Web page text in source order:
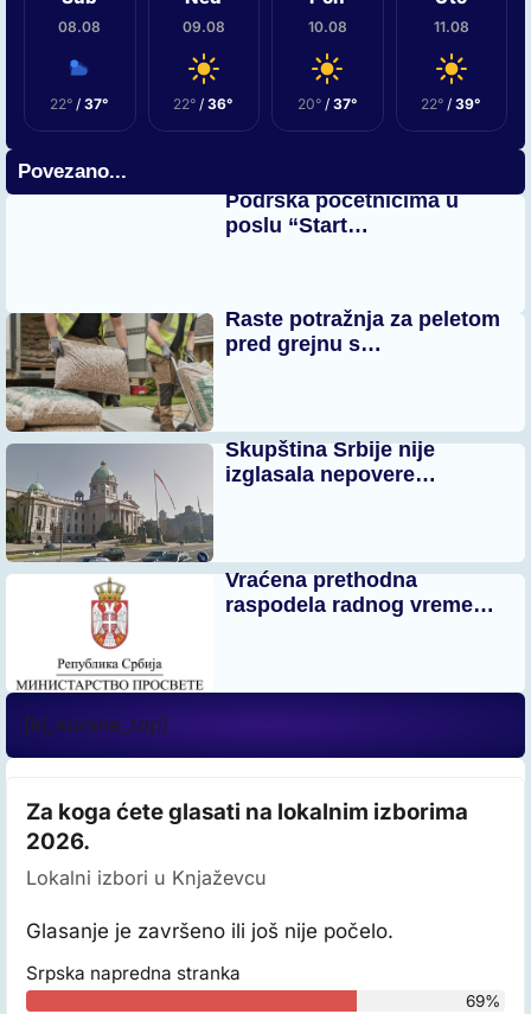
08.08
22° /37°
09.08
22° /36°
10.08
20°/ 37°
11.08
22° /39°
Povezano...
Podrška početnicima u
poslu “Start…
Raste potražnja za peletom
pred grejnu s…
Skupština Srbije nije
izglasala nepovere…
Vraćena prethodna
raspodela radnog vreme…
[kl_kursna_top]
Za koga ćete glasati na lokalnim izborima
2026.
Lokalni izbori u Knjaževcu
Glasanje je završeno ili još nije počelo.
Srpska napredna stranka
69%